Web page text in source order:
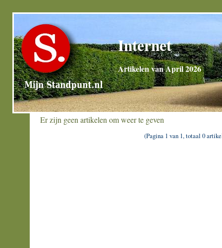
Internet
Artikelen van April 2026
Er zijn geen artikelen om weer te geven
(Pagina 1 van 1, totaal 0